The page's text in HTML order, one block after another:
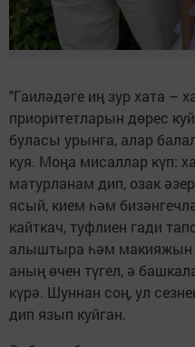
"Гаиләдәге иң зур хата
приоритетларын дөрес
буласы урынга, алар
куя. Моңа мисаллар күп:
матурланам дип, озак
ясый, кием һәм
кайткач, туфлиен гади
алыштыра һәм макияжын
аның өчен түгел, ә
күрә. Шуннан соң, ул
дип язып куйган.